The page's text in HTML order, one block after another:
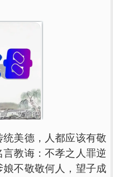
美德，人都应该有敬
教诲：不孝之人罪逆
不敬敬何人，望子成